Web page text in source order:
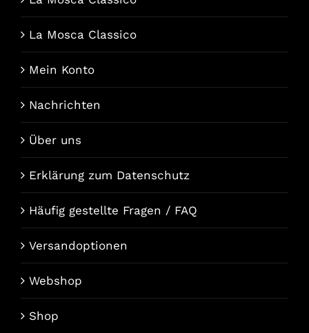
La Mosca Classico
Mein Konto
Nachrichten
Über uns
Erklärung zum Datenschutz
Häufig gestellte Fragen / FAQ
Versandoptionen
Webshop
Shop